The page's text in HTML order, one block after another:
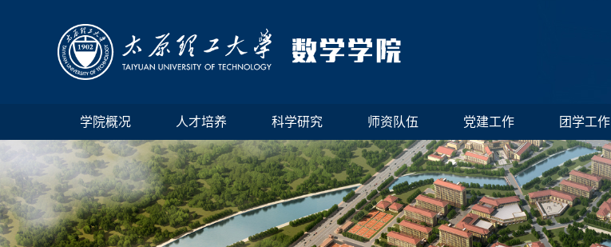
学院概况 人才培养 科学研究 师资队伍 党建工作 团学工作